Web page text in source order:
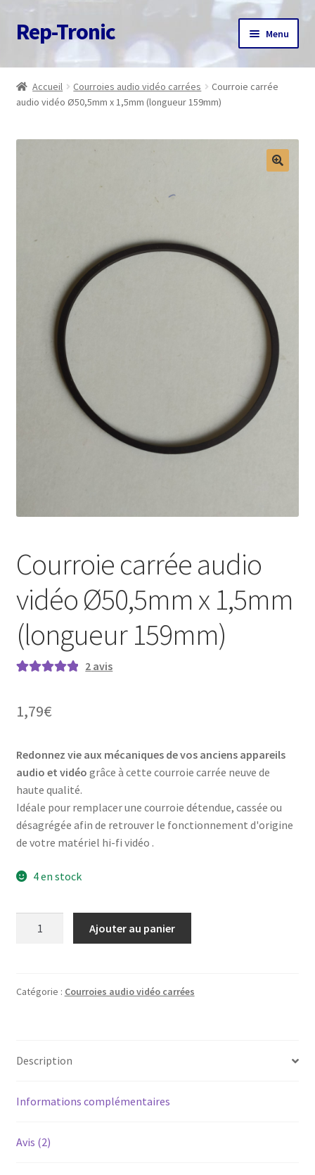
Aller
à
navigation
Aller
au
Rep-Tronic Menu
Accueil
A propos
Articles
Avis client
Mon compte
Accueil Courroies audio vidéo carrées
Courroie carrée
audio vidéo Ø50,5mm x 1,5mm (longueur 159mm)
Courroie carrée audio
vidéo Ø50,5mm x 1,5mm
(longueur 159mm)
notations
2 avis
1,79€
Redonnez vie aux mécaniques de vos anciens appareils
audio et vidéo grâce à cette courroie carrée neuve de
haute qualité.
Idéale pour remplacer une courroie détendue, cassée ou
désagrégée afin de retrouver le fonctionnement d'origine
de votre matériel hi-fi vidéo .
4 en stock
audio
1,5mm
159mm)
Ajouter au panier
Catégorie : Courroies audio vidéo carrées
Description
Informations complémentaires
Avis (2)